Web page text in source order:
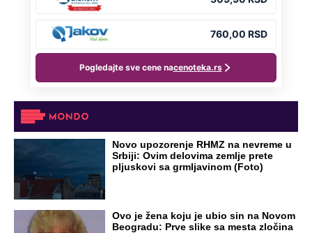
DRAMA ZBOG LJUBAVNE PRIČE
Zbog svadbe trudne Srpkinje i Albanca
proradio nacionalizam! Popljuvali ih samo